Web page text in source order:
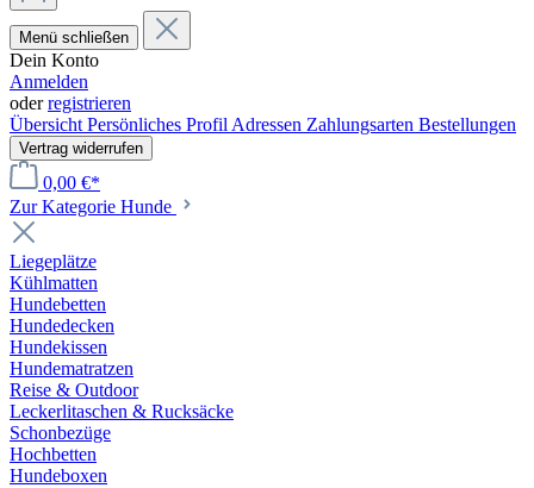
Menü schließen
Dein Konto
Anmelden
oderregistrieren
Übersicht Persönliches Profil Adressen Zahlungsarten Bestellungen
Vertrag widerrufen
0,00 €*
Zur Kategorie Hunde
Liegeplätze
Kühlmatten
Hundebetten
Hundedecken
Hundekissen
Hundematratzen
Reise & Outdoor
Leckerlitaschen & Rucksäcke
Schonbezüge
Hochbetten
Hundeboxen